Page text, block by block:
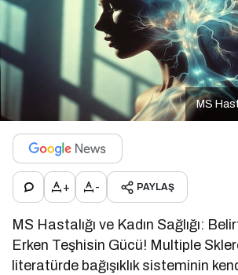
MS
+ - PAYLAŞ
MS Hastalığı ve Kadın Sağlığı:
Erken Teşhisin Gücü! Multiple
literatürde bağışıklık sisteminin